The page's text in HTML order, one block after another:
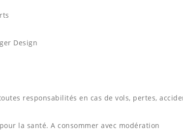
Design
responsabilités en cas de vols, pertes,
la santé. A consommer avec modération